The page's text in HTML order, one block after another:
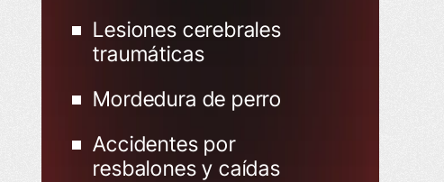
Lesiones cerebrales
traumáticas
Mordedura de perro
Accidentes por
resbalones y caídas